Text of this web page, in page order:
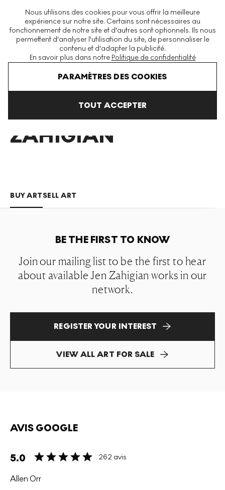
Nous utilisons des cookies pour vous offrir la meilleure
expérience sur notre site. Certains sont nécessaires au
fonctionnement de notre site et d'autres sont optionnels. Ils nous
permettent d'analyser l'utilisation du site, de personnaliser le
contenu et d'adapter la publicité.
En savoir plus dans notre Politique de confidentialité
PARAMÈTRES DES COOKIES
TOUT ACCEPTER
La plus grande plateforme mondiale d'estampes et éditions
modernes et contemporaines
Jen Zahigian
JEN
ZAHIGIAN
BUY ARTSELL ART
BE THE FIRST TO KNOW
Join our mailing list to be the first to hear
about available Jen Zahigian works in our
network.
REGISTER YOUR INTEREST
VIEW ALL ART FOR SALE
AVIS GOOGLE
5.0 262 avis
Allen Orr